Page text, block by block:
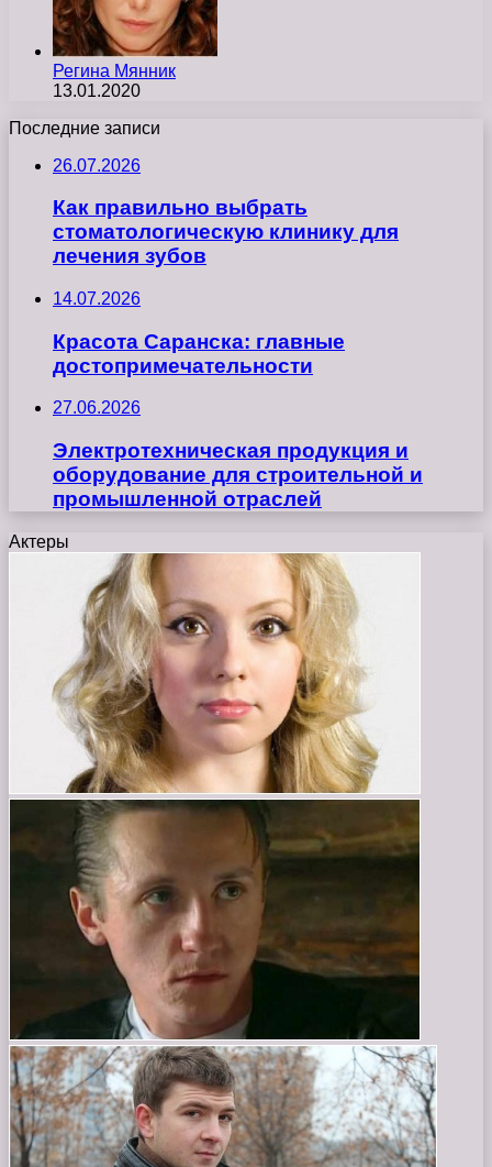
Регина Мянник
13.01.2020
Последние записи
26.07.2026
Как правильно выбрать
стоматологическую клинику для
лечения зубов
14.07.2026
Красота Саранска: главные
достопримечательности
27.06.2026
Электротехническая продукция и
оборудование для строительной и
промышленной отраслей
Актеры